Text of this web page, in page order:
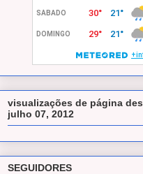
visualizações de página
julho 07, 2012
SEGUIDORES